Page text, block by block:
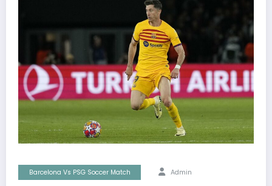
Barcelona Vs PSG Soccer Match Admin